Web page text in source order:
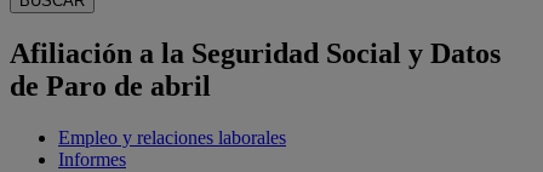
Afiliación a la Seguridad Social y Datos
de Paro de abril
Empleo y relaciones laborales
Informes